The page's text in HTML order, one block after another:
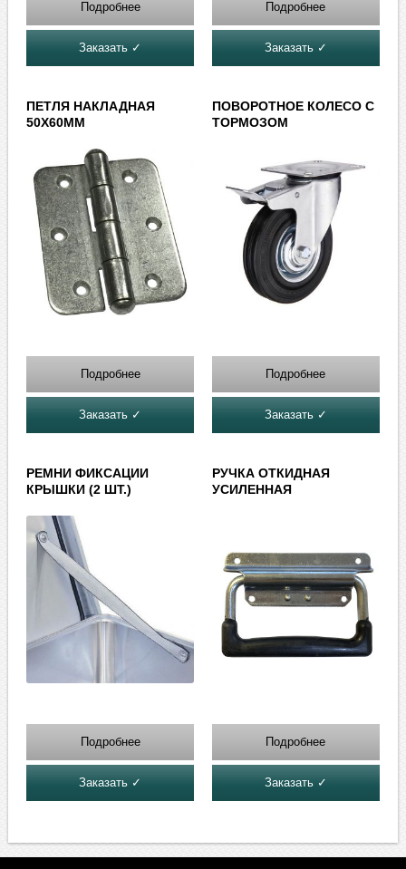
Подробнее
Заказать ✓
Подробнее
Заказать ✓
ПЕТЛЯ НАКЛАДНАЯ
50Х60ММ
Подробнее
Заказать ✓
ПОВОРОТНОЕ КОЛЕСО С
ТОРМОЗОМ
Подробнее
Заказать ✓
РЕМНИ ФИКСАЦИИ
КРЫШКИ (2 ШТ.)
Подробнее
Заказать ✓
РУЧКА ОТКИДНАЯ
УСИЛЕННАЯ
Подробнее
Заказать ✓